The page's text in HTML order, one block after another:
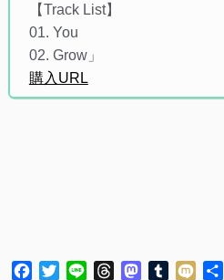
【Track List】
01. You
02. Grow」
購入URL
Facebook
TwitterLine ThreadsMastodon
Tumblr
Mixi